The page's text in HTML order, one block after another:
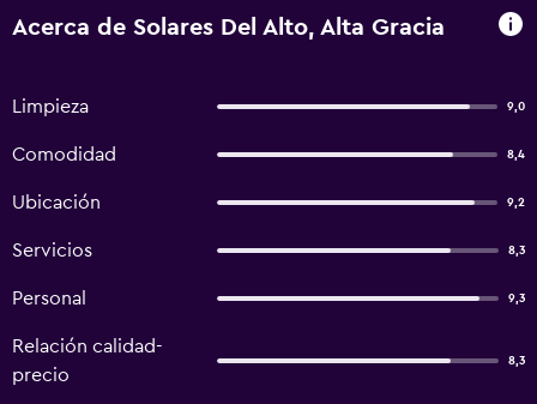
Acerca de Solares Del Alto, Alta Gracia
Limpieza 9,0
Comodidad 8,4
Ubicación 9,2
Servicios 8,3
Personal 9,3
Relación calidad-
precio
8,3